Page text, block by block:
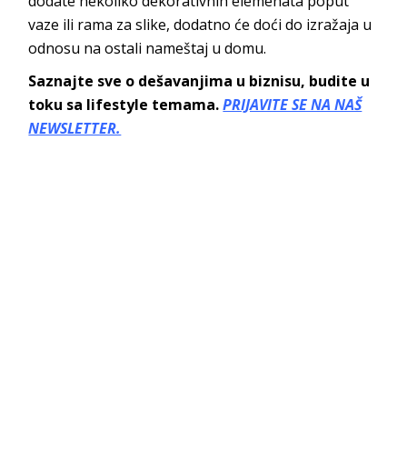
vaze ili rama za slike, dodatno će doći do izražaja u
odnosu na ostali nameštaj u domu.
Saznajte sve o dešavanjima u biznisu, budite u
toku sa lifestyle temama.PRIJAVITE SE NA NAŠ
NEWSLETTER.